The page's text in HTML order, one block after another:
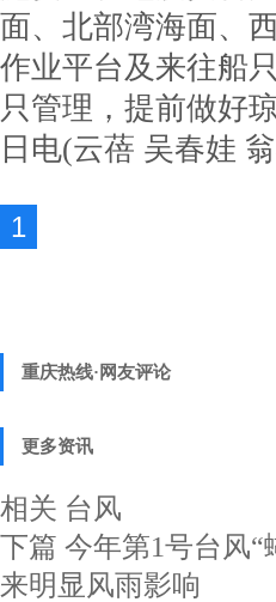
面、北部湾海面、
作业平台及来往船
只管理，提前做好
日电(云蓓 吴春娃
1
重庆热线·网友评论
更多资讯
相关 台风
下篇 今年第1号台风
来明显风雨影响